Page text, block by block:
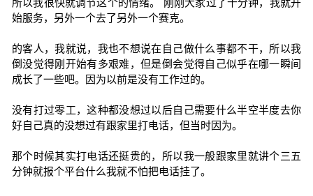
所以我很快就调节这个的情绪。 刚刚大家过了十分钟，我就开
始服务，另外一个去了另外一个赛克。
的客人，我就说，我也不想说在自己做什么事都不干，所以我
倒没觉得刚开始有多艰难，但是倒会觉得自己似乎在哪一瞬间
成长了一些吧。因为以前是没有工作过的。
没有打过零工，这种都没想过以后自己需要什么半空半度去你
好自己真的没想过有跟家里打电话，但当时因为。
那个时候其实打电话还挺贵的，所以我一般跟家里就讲个三五
分钟就报个平台什么我就不怕把电话挂了。